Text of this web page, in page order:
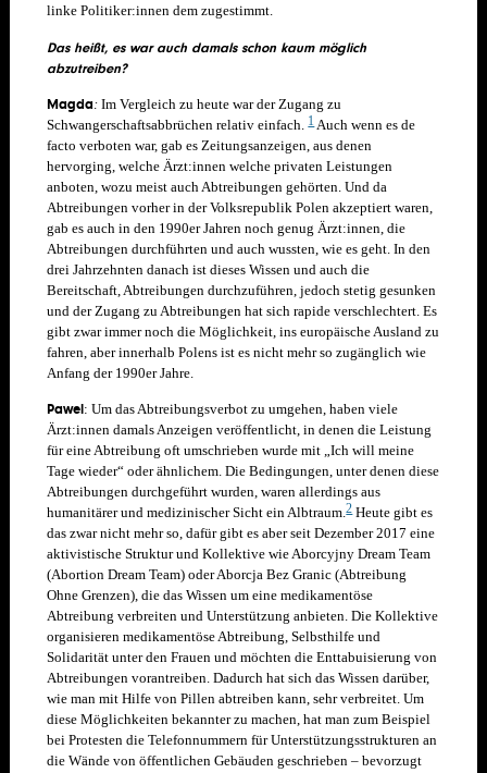
linke Politiker:innen dem zugestimmt.
Das heißt, es war auch damals schon kaum möglich
abzutreiben?
Magda:Im Vergleich zu heute war der Zugang zu
Schwangerschaftsabbrüchen relativ einfach.1Auch wenn es de
facto verboten war, gab es Zeitungsanzeigen, aus denen
hervorging, welche Ärzt:innen welche privaten Leistungen
anboten, wozu meist auch Abtreibungen gehörten. Und da
Abtreibungen vorher in der Volksrepublik Polen akzeptiert waren,
gab es auch in den 1990er Jahren noch genug Ärzt:innen, die
Abtreibungen durchführten und auch wussten, wie es geht. In den
drei Jahrzehnten danach ist dieses Wissen und auch die
Bereitschaft, Abtreibungen durchzuführen, jedoch stetig gesunken
und der Zugang zu Abtreibungen hat sich rapide verschlechtert. Es
gibt zwar immer noch die Möglichkeit, ins europäische Ausland zu
fahren, aber innerhalb Polens ist es nicht mehr so zugänglich wie
Anfang der 1990er Jahre.
Pawel : Um das Abtreibungsverbot zu umgehen, haben viele
Ärzt:innen damals Anzeigen veröffentlicht, in denen die Leistung
für eine Abtreibung oft umschrieben wurde mit „Ich will meine
Tage wieder“ oder ähnlichem.Die Bedingungen, unter denen diese
Abtreibungen durchgeführt wurden, waren allerdings aus
humanitärer und medizinischer Sicht ein Albtraum.2 Heute gibt es
das zwar nicht mehr so, dafür gibt es aber seit Dezember 2017 eine
aktivistische Struktur und Kollektive wie Aborcyjny Dream Team
(Abortion Dream Team) oder Aborcja Bez Granic (Abtreibung
Ohne Grenzen), die das Wissen um eine medikamentöse
Abtreibung verbreiten und Unterstützung anbieten. Die Kollektive
organisieren medikamentöse Abtreibung, Selbsthilfe und
Solidarität unter den Frauen und möchten die Enttabuisierung von
Abtreibungen vorantreiben. Dadurch hat sich das Wissen darüber,
wie man mit Hilfe von Pillen abtreiben kann, sehr verbreitet. Um
diese Möglichkeiten bekannter zu machen, hat man zum Beispiel
bei Protesten die Telefonnummern für Unterstützungsstrukturen an
die Wände von öffentlichen Gebäuden geschrieben – bevorzugt